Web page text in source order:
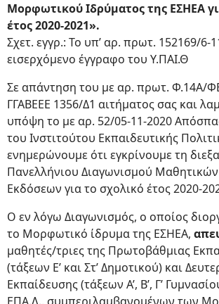
Μορφωτικού Ιδρύματος της ΕΣΗΕΑ
έτος 2020-2021».
Σχετ. εγγρ.: Το υπ’ αρ. πρωτ. 152169/6-
εισερχόμενο έγγραφο του Υ.ΠΑΙ.Θ
Σε απάντηση του με αρ. πρωτ. Φ.14Α/
ΓΓΑΒΕΕΕ 1356/Δ1 αιτήματος σας και
υπόψη το με αρ. 52/05-11-2020
του Ινστιτούτου Εκπαιδευτικής
ενημερώνουμε ότι εγκρίνουμε τη
Πανελλήνιου Διαγωνισμού
Εκδόσεων για το σχολικό έτος 2020-
O εν λόγω Διαγωνισμός, ο οποίος
το Μορφωτικό ίδρυμα της ΕΣΗΕΑ,
μαθητές/τριες της Πρωτοβάθμιας
(τάξεων Ε’ και Στ’ Δημοτικού) και
Εκπαίδευσης (τάξεων Α’, Β’, Γ’